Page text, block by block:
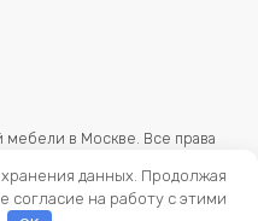
в Москве. Все права
данных. Продолжая
согласие на работу с этими